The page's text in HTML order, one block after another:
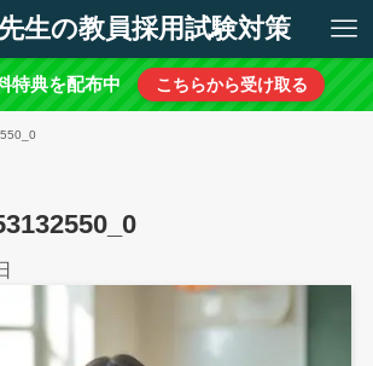
生の教員採用試験対策
特典を配布中 こちらから受け取る